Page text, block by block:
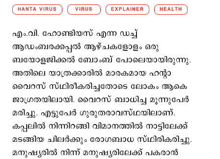
HANTA VIRUS VIRUS EXPLAINER HEALTH
എം.വി. ഹോണ്ടിയസ് എന്ന ഡച്ച്
ആഡംബരക്കപ്പല്‍ ആഴ്ചകളോളം ഒരു
ബയോളജിക്കല്‍ ബോംബ് പോലെയായിരുന്നു.
അതിലെ യാത്രക്കാരില്‍ മാരകമായ ഹന്‍റാ
വൈറസ് സ്ഥിരീകരിച്ചതോടെ ലോകം ആകെ
ജാഗ്രതയിലായി. വൈറസ് ബാധിച്ച മൂന്നുപേര്‍
മരിച്ചു. എട്ടുപേര്‍ ഗുരുതരാവസ്ഥയിലാണ്.
കപ്പലില്‍ നിന്നിറങ്ങി വിമാനത്തില്‍ നാട്ടിലേക്ക്
മടങ്ങിയ ചിലര്‍ക്കും രോഗബാധ സ്ഥിരികരിച്ചു.
മനുഷ്യരില്‍ നിന്ന് മനുഷ്യരിലേക്ക് പകരാന്‍